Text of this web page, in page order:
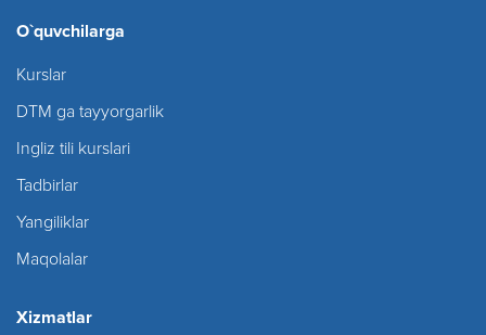
O`quvchilarga
Kurslar
DTM ga tayyorgarlik
Ingliz tili kurslari
Tadbirlar
Yangiliklar
Maqolalar
Xizmatlar